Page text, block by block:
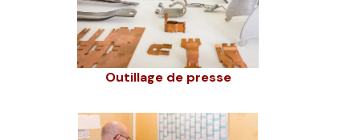
Outillage de presse